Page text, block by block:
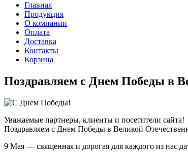
Главная
Продукция
О компании
Оплата
Доставка
Контакты
Корзина
Поздравляем с Днем Победы в
Уважаемые партнеры, клиенты и посетители сайта!
Поздравляем с Днем Победы в Великой
9 Мая — священная и дорогая для каждого из нас